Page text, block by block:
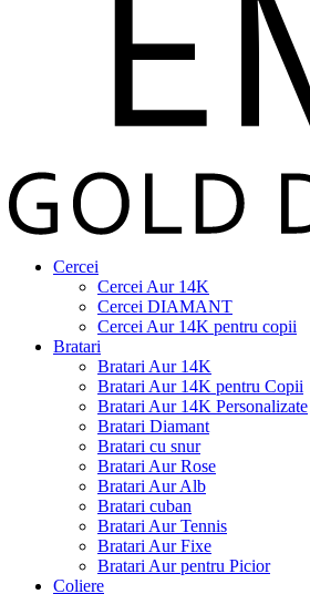
Cercei
Cercei Aur 14K
Cercei DIAMANT
Cercei Aur 14K pentru copii
Bratari
Bratari Aur 14K
Bratari Aur 14K pentru Copii
Bratari Aur 14K Personalizate
Bratari Diamant
Bratari cu snur
Bratari Aur Rose
Bratari Aur Alb
Bratari cuban
Bratari Aur Tennis
Bratari Aur Fixe
Bratari Aur pentru Picior
Coliere